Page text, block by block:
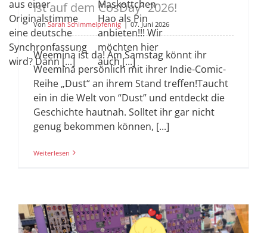
ist auf dem CosDay² 2026!
VonSarah Schimmelpfennig | 07. Juni 2026
Weemina ist da! Am Samstag könnt ihr
Weemina persönlich mit ihrer Indie-Comic-
Reihe „Dust“ an ihrem Stand treffen!Taucht
ein in die Welt von “Dust” und entdeckt die
Geschichte hautnah. Solltet ihr gar nicht
genug bekommen können, [...]
Weiterlesen
aus einer
Originalstimme
eine deutsche
Synchronfassung
wird? Dann [...]
Maskottchen
Hao als Pin
anbieten!!! Wir
möchten hier
auch [...]